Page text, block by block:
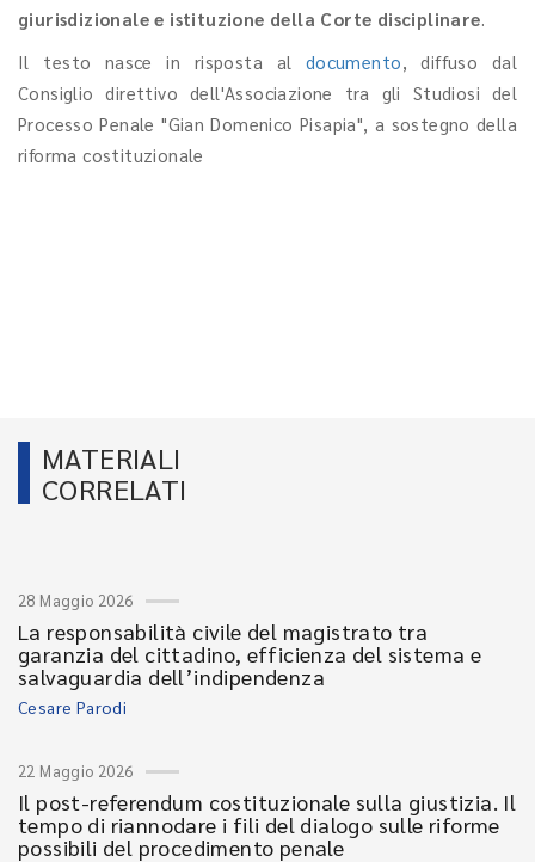
giurisdizionale e istituzione della Corte disciplinare.
Il testo nasce in risposta al documento, diffuso dal
Consiglio direttivo dell'Associazione tra gli Studiosi del
Processo Penale "Gian Domenico Pisapia", a sostegno della
riforma costituzionale
MATERIALI
CORRELATI
28 Maggio 2026
La responsabilità civile del magistrato tra
garanzia del cittadino, efficienza del sistema e
salvaguardia dell’indipendenza
Cesare Parodi
22 Maggio 2026
Il post-referendum costituzionale sulla giustizia. Il
tempo di riannodare i fili del dialogo sulle riforme
possibili del procedimento penale